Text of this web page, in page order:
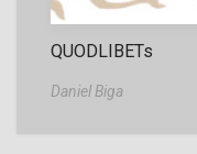
QUODLIBETs
Daniel Biga